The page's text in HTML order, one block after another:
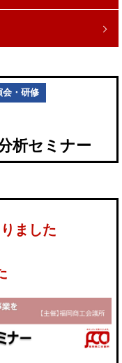
会・研修
析セミナー
ました